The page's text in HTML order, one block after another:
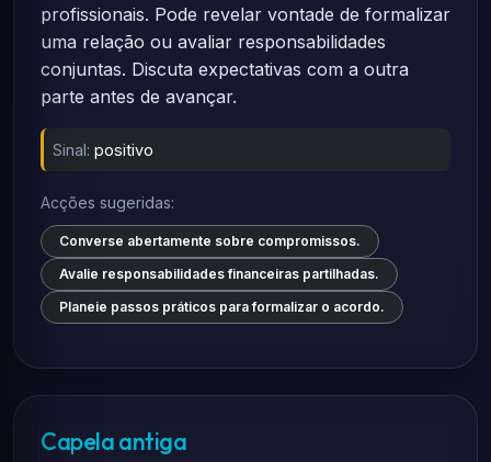
profissionais. Pode revelar vontade de formalizar
uma relação ou avaliar responsabilidades
conjuntas. Discuta expectativas com a outra
parte antes de avançar.
Sinal: positivo
Acções sugeridas:
Converse abertamente sobre compromissos.
Avalie responsabilidades financeiras partilhadas.
Planeie passos práticos para formalizar o acordo.
Capela antiga